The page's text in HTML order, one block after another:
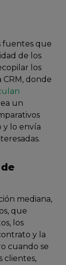
fuentes que
de los
los
CRM, donde
un
y lo envía
mediana,
que
los
y la
cuando se
clientes,